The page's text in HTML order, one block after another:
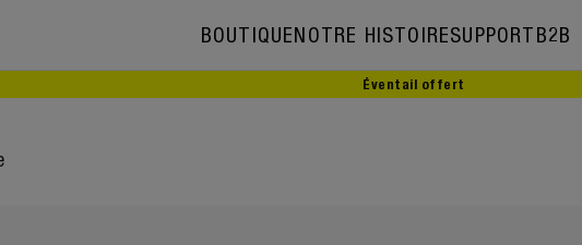
BOUTIQUENOTRE HISTOIRE
Notre histoire
SUPPORTB2B
Éventail offert